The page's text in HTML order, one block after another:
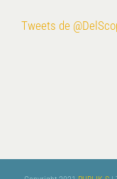
Tweets de